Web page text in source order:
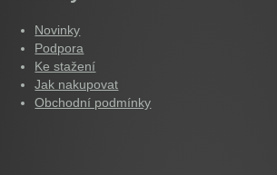
Novinky
Podpora
Ke stažení
Jak nakupovat
Obchodní podmínky